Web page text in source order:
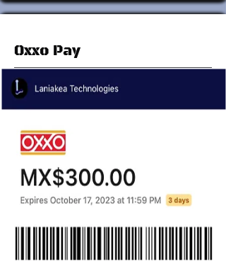
Oxxo Pay